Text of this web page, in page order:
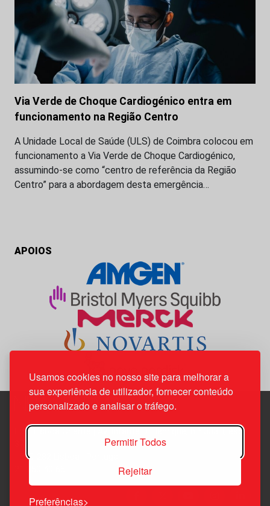
Usamos cookies no nosso site para melhorar a
sua experiência de utilizador, fornecer conteúdo
personalizado e analisar o tráfego.
Permitir Todos
Rejeitar
Preferências
Via Verde de Choque Cardiogénico entra em
funcionamento na Região Centro
A Unidade Local de Saúde (ULS) de Coimbra colocou em
funcionamento a Via Verde de Choque Cardiogénico,
assumindo-se como “centro de referência da Região
Centro” para a abordagem desta emergência…
APOIOS
Edif. Lisboa Oriente | Av. Infante D. Henrique, n.º 333H, esc.
1800-282 Lisboa | Portugal